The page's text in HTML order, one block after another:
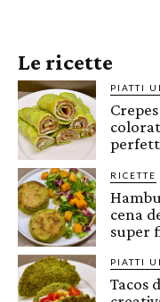
Le ricette
PIATTI
RICETTE
cena
super
PIATTI
Tacos